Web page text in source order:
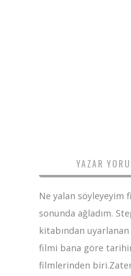
YAZAR
Ne yalan söyleyeyim
sonunda ağladım.
kitabından uyarlanan
filmi bana göre
filmlerinden